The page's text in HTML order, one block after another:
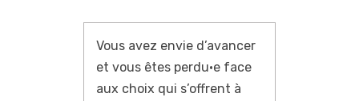
Vous avez envie d’avancer
et vous êtes perdu·e face
aux choix qui s’offrent à